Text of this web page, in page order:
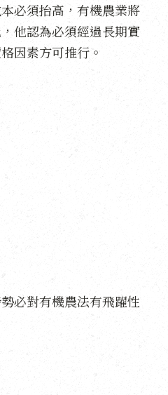
必須抬高，有機農業將
他認為必須經過長期實
因素方可推行。
必對有機農法有飛躍性